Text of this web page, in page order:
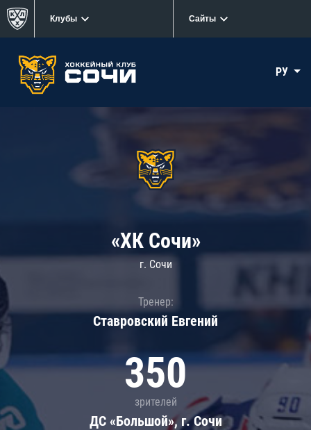
Клубы Сайты
РУ
«ХК Сочи»
г. Сочи
Тренер:
Ставровский Евгений
350
зрителей
ДС «Большой», г. Сочи